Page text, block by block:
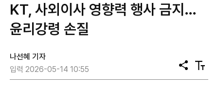
KT, 사외이사 영향력 행사 금지…
윤리강령 손질
나선혜 기자
입력 2026-05-14 10:55
공
유
텍
스